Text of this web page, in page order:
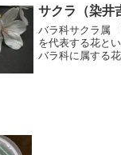
火花が散ってい
サクラ（染井
バラ科サクラ属
を代表する花と
バラ科に属する